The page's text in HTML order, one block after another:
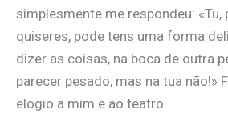
simplesmente me respondeu: «Tu,
quiseres, pode tens uma forma
dizer as coisas, na boca de outra
parecer pesado, mas na tua não!»
elogio a mim e ao teatro.